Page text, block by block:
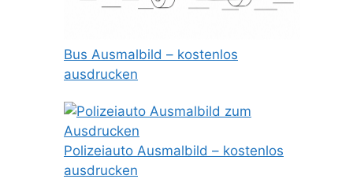
Bus Ausmalbild – kostenlos
ausdrucken
Polizeiauto Ausmalbild – kostenlos
ausdrucken